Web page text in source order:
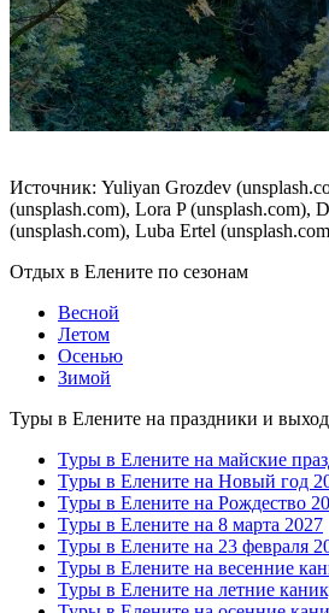
Источник: Yuliyan Grozdev
(unsplash.com), Lora P (unsplash.com),
(unsplash.com), Luba Ertel
Отдых в Елените по сезонам
Весной
Летом
Осенью
Зимой
Туры в Елените на праздники и
Туры в Елените на майские
Туры в Елените на Новый год
Туры в Елените на Рождество
Туры в Елените на 8 марта 2027
Туры в Елените на 23 февраля
Туры в Елените на весенние
Туры в Елените на летние